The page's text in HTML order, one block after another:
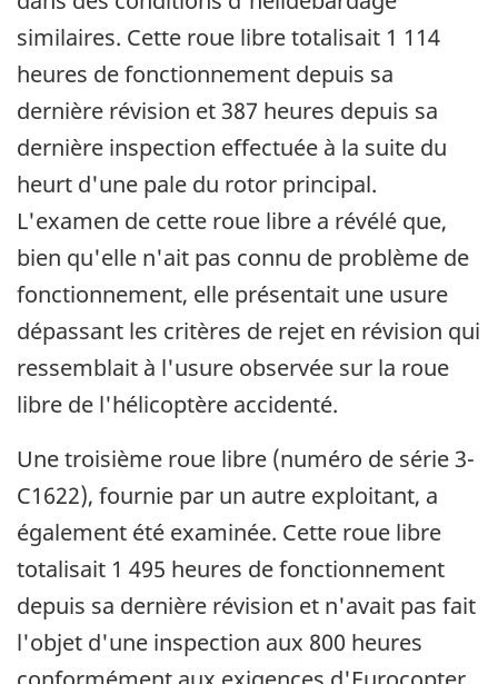
similaires. Cette roue libre totalisait 1 114
heures de fonctionnement depuis sa
dernière révision et 387 heures depuis sa
dernière inspection effectuée à la suite du
heurt d'une pale du rotor principal.
L'examen de cette roue libre a révélé que,
bien qu'elle n'ait pas connu de problème de
fonctionnement, elle présentait une usure
dépassant les critères de rejet en révision qui
ressemblait à l'usure observée sur la roue
libre de l'hélicoptère accidenté.
Une troisième roue libre (numéro de série 3-
C1622), fournie par un autre exploitant, a
également été examinée. Cette roue libre
totalisait 1 495 heures de fonctionnement
depuis sa dernière révision et n'avait pas fait
l'objet d'une inspection aux 800 heures